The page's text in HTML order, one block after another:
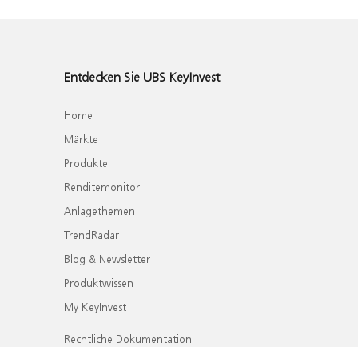
Entdecken Sie UBS KeyInvest
Home
Märkte
Produkte
Renditemonitor
Anlagethemen
TrendRadar
Blog & Newsletter
Produktwissen
My KeyInvest
Rechtliche Dokumentation